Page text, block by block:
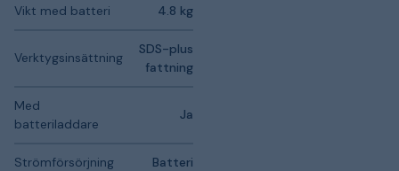
Vikt med batteri 4.8 kg
Verktygsinsättning
SDS-plus
fattning
Med
batteriladdare
Ja
Strömförsörjning Batteri